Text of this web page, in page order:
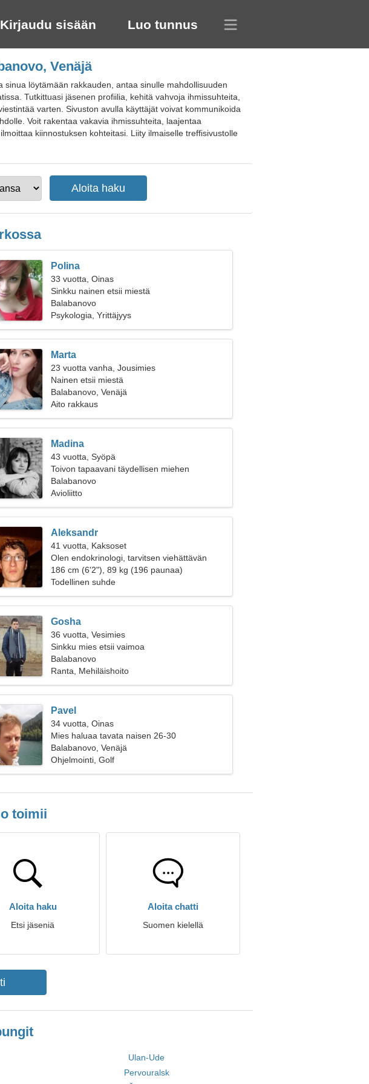
Kirjaudu sisään Luo tunnus
Venäjä
löytämään rakkauden, antaa sinulle mahdollisuuden
Tutkittuasi jäsenen profiilia, kehitä vahvoja ihmissuhteita,
varten. Sivuston avulla käyttäjät voivat kommunikoida
Voit rakentaa vakavia ihmissuhteita, laajentaa
kiinnostuksen kohteitasi. Liity ilmaiselle treffisivustolle
Polina
33 vuotta, Oinas
Sinkku nainen etsii miestä
Balabanovo
Psykologia, Yrittäjyys
Marta
23 vuotta vanha, Jousimies
Nainen etsii miestä
Balabanovo, Venäjä
Aito rakkaus
Madina
43 vuotta, Syöpä
Toivon tapaavani täydellisen miehen
Balabanovo
Avioliitto
Aleksandr
41 vuotta, Kaksoset
Olen endokrinologi, tarvitsen viehättävän
naisen
186 cm (6'2"), 89 kg (196 paunaa)
Todellinen suhde
Gosha
36 vuotta, Vesimies
Sinkku mies etsii vaimoa
Balabanovo
Ranta, Mehiläishoito
Pavel
34 vuotta, Oinas
Mies haluaa tavata naisen 26-30
Balabanovo, Venäjä
Ohjelmointi, Golf
toimii
Aloita haku
Etsi jäseniä
Aloita chatti
Suomen kielellä
Ulan-Ude
Pervouralsk